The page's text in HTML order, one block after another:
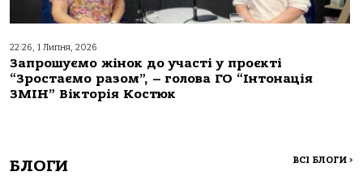
22:26, 1 Липня, 2026
Запрошуємо жінок до участі у проєкті
“Зростаємо разом”, – голова ГО “Інтонація
ЗМІН” Вікторія Костюк
БЛОГИ ВСІ БЛОГИ >